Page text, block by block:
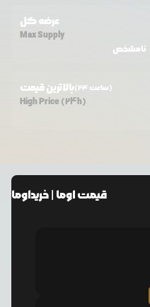
عرضه کل
Max Supply
نامشخص
بالاترین قیمت (24 ساعت)
High Price (24h)
قیمتاوما | خریداوما